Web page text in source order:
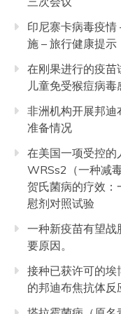
印尼寨卡病毒疫情
施 – 旅行健康提示
在刚果进行的疫苗
儿童免受猴痘病毒
非洲机构开展邦迪
准备情况
在美国一项受控的
WRSs2（一种减
贺氏菌病的疗效：
慰剂对照试验
一种新疫苗有望战
要原因。
接种已获许可的
的邦迪布焦抗体反